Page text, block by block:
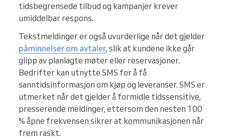
tidsbegrensede tilbud og kampanjer krever
umiddelbar respons.
Tekstmeldinger er også uvurderlige når det gjelder
påminnelser om avtaler, slik at kundene ikke går
glipp av planlagte møter eller reservasjoner.
Bedrifter kan utnytte SMS for å få
sanntidsinformasjon om kjøp og leveranser. SMS er
utmerket når det gjelder å formidle tidssensitive,
presserende meldinger, ettersom den nesten 100
% åpne frekvensen sikrer at kommunikasjonen når
frem raskt.